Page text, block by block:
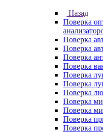
Назад
Поверка
Поверка
Поверка
Поверка
Поверка
Поверка
Поверка
Поверка
Поверка
Поверка
Поверка
Поверка